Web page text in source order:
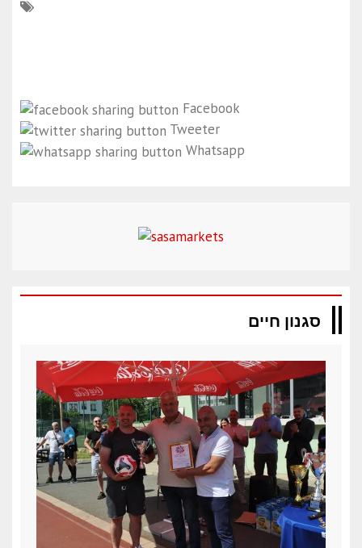
Facebook
Tweeter
Whatsapp
סגנון חיים